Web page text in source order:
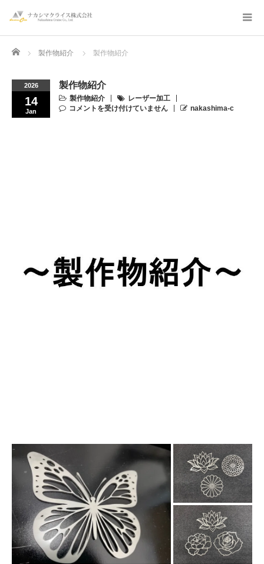
Home 製作物紹介 製作物紹介
2026
14
Jan
製作物紹介
製作物紹介
レーザー加工
コメントを受け付けていません
nakashima-c